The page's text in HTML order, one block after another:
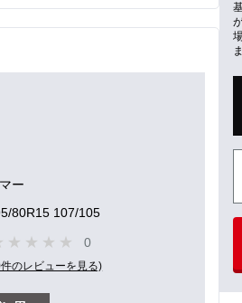
ー
80R15 107/105
0
のレビューを見る)